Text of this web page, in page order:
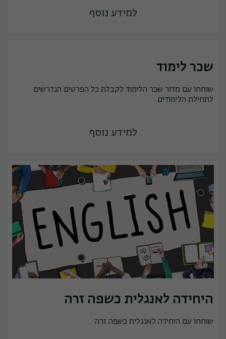
למידע נוסף
שכר לימוד
שוחחו עם מדור שכר הלימוד לקבלת כל הפרטים הנדרשים
לתחילת הלימודים.
למידע נוסף
היחידה לאנגלית כשפה זרה
שוחחו עם היחידה לאנגלית כשפה זרה